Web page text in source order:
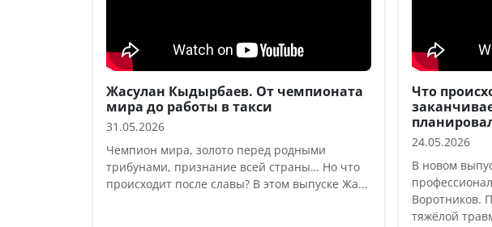
Жасулан Кыдырбаев. От чемпионата
мира до работы в такси
31.05.2026
Чемпион мира, золото перед родными
трибунами, признание всей страны… Но что
происходит после славы? В этом выпуске Жа...
Что
24.05.2026
В новом
Воротников.
тяжёлой